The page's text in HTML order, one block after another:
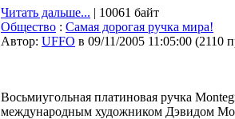
Читать дальше... | 10061 байт
Общество : Самая дорогая ручка мира!
Автор: UFFO в 09/11/2005 11:05:00 (2110
Восьмиугольная платиновая ручка
международным художником Дэвидом